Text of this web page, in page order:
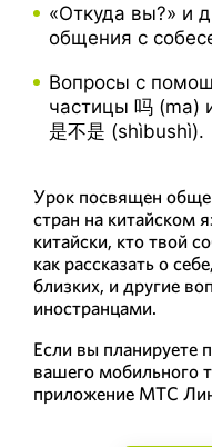
«Откуда вы?» и
общения с
Вопросы с
частицы 吗 (ma)
是不是 (shìbushì).
Урок посвящен
стран на китайском
китайски, кто твой
как рассказать о
близких, и другие
иностранцами.
Если вы планируете
вашего мобильного
приложение МТС